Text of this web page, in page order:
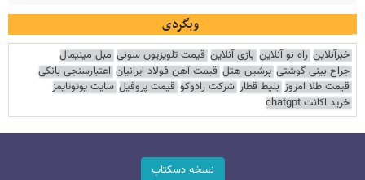
وبگردی
خبرآنلاین راه نو آنلاین بازی آنلاین قیمت تلویزیون سونی مبل مینیمال
جراح بینی گوشتی پرشین هتل قیمت آهن فولاد ایرانیان اعتبارسنجی بانکی
قیمت طلا امروز بلیط قطار شرکت رادوکو قیمت پروفیل سایت یوتوتایمز
خرید اکانت chatgpt
نسخه دسکتاپ